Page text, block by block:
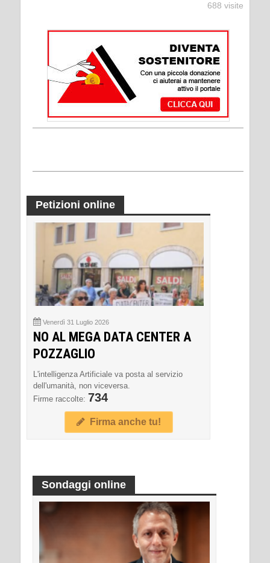
688 visite
Petizioni online
Venerdì 31 Luglio 2026
NO AL MEGA DATA CENTER A
POZZAGLIO
L'intelligenza Artificiale va posta al servizio
dell'umanità, non viceversa.
Firme raccolte: 734
Firma anche tu!
Sondaggi online